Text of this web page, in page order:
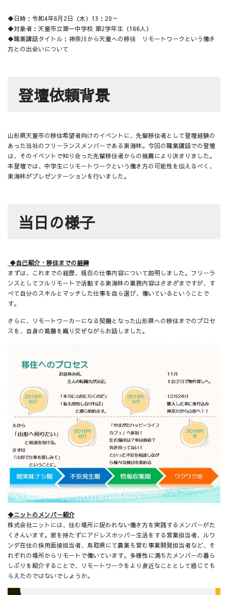
◆日時：令和4年6月2日（木）13：20～
◆対象者：天童市立第一中学校 第2学年生（166人）
◆職業講話タイトル：神奈川から天童への移住 リモートワークという働き
方との出会いについて
登壇依頼背景
山形県天童市の移住希望者向けのイベントに、先輩移住者として登壇経験の
あった当社のフリーランスメンバーである東海林。今回の職業講話での登壇
は、そのイベントで知り合った先輩移住者からの推薦により決まりました。
本登壇では、中学生にリモートワークという働き方の可能性を伝えるべく、
東海林がプレゼンテーションを行いました。
当日の様子
◆自己紹介・移住までの経緯
まずは、これまでの経歴、現在の仕事内容について説明しました。フリーラ
ンスとしてフルリモートで活動する東海林の業務内容はさまざまですが、す
べて自分のスキルとマッチした仕事を自ら選び、働いているということで
す。
さらに、リモートワーカーになる契機となった山形県への移住までのプロセ
スを、自身の葛藤を織り交ぜながらお話しました。
◆ニットのメンバー紹介
株式会社ニットには、住む場所に捉われない働き方を実践するメンバーがた
くさんいます。家を持たずにアドレスホッパー生活をする営業担当者、ルワ
ンダ在住の採用面接担当者、鳥取県にて農業も営む事業開発担当者など、そ
れぞれの場所からリモートで働いています。多様性に満ちたメンバーの暮ら
しぶりを紹介することで、リモートワークをより身近なこととして感じても
らえたのではないでしょうか。